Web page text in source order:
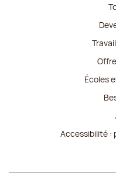
Écoles
Accessibilité :